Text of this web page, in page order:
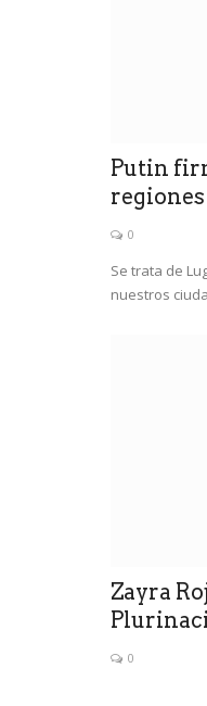
Putin
0
Se trata de
nuestros
Zayra
0